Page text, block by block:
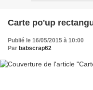
Carte po'up
Publié le 16/05/2015 à 10:00
Par babscrap62